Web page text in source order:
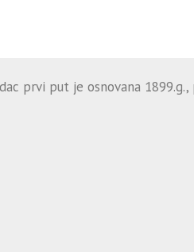
prvi put je osnovana